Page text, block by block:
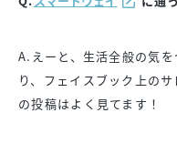
A.えーと、生活全般の気
り、フェイスブック上の
の投稿はよく見てます！